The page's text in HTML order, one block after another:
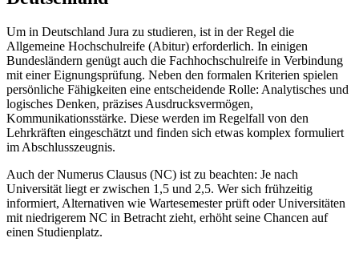
Um in Deutschland Jura zu studieren, ist in der Regel die
Allgemeine Hochschulreife (Abitur) erforderlich. In einigen
Bundesländern genügt auch die Fachhochschulreife in Verbindung
mit einer Eignungsprüfung. Neben den formalen Kriterien spielen
persönliche Fähigkeiten eine entscheidende Rolle: Analytisches und
logisches Denken, präzises Ausdrucksvermögen,
Kommunikationsstärke. Diese werden im Regelfall von den
Lehrkräften eingeschätzt und finden sich etwas komplex formuliert
im Abschlusszeugnis.
Auch der Numerus Clausus (NC) ist zu beachten: Je nach
Universität liegt er zwischen 1,5 und 2,5. Wer sich frühzeitig
informiert, Alternativen wie Wartesemester prüft oder Universitäten
mit niedrigerem NC in Betracht zieht, erhöht seine Chancen auf
einen Studienplatz.